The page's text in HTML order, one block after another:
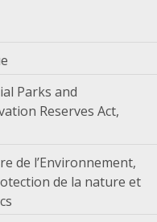
Parks and
Reserves Act,
de l’Environnement,
de la nature et